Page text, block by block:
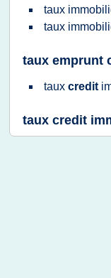
taux
taux
taux emprunt
taux credit
taux credit